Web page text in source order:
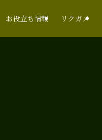
お役立ち情報 リクガメ